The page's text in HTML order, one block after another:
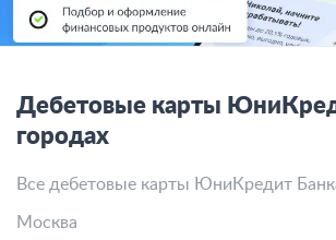
Дебетовые карты ЮниКредит Банка в
городах
Все дебетовые карты ЮниКредит
Москва